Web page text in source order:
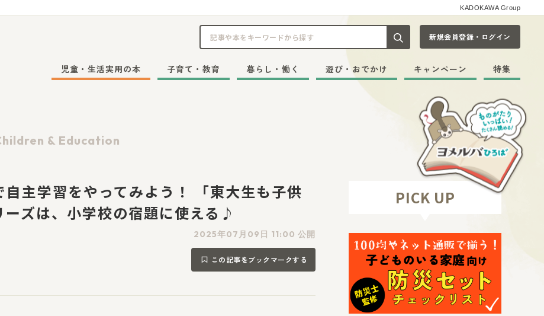
KADOKAWA Group
記事や本をキーワードから探す
新規会員登録・ログイン
児童・生活実用の本 子育て・教育 暮らし・働く 遊び・おでかけ キャンペーン 特集
& Education
自主学習をやってみよう！ 「東大生も子供
ズは、小学校の宿題に使える♪
2025年07月09日 11:00 公開
この記事をブックマークする
PICK UP